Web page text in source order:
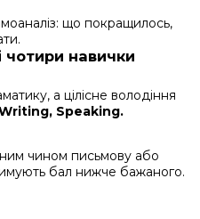
що покращилось,
чотири навички
а цілісне володіння
Speaking.
чином письмову або
бал нижче бажаного.